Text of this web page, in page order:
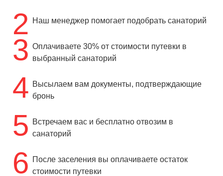
2 Наш менеджер помогает подобрать санаторий
3 Оплачиваете 30% от стоимости путевки в
выбранный санаторий
4 Высылаем вам документы, подтверждающие
бронь
5
Встречаем вас и бесплатно отвозим в
санаторий
6
После заселения вы оплачиваете остаток
стоимости путевки